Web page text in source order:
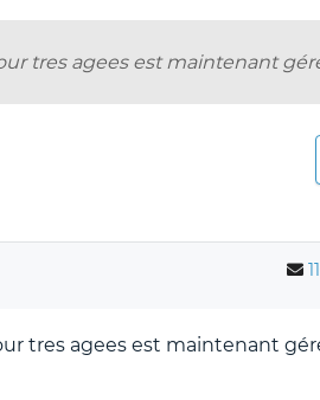
tres agees est maintenant
tres agees est maintenant